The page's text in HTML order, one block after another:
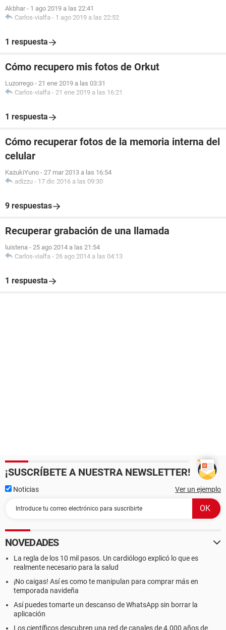
Akbhar - 1 ago 2019 a las 22:41
Carlos-vialfa - 1 ago 2019 a las 22:52
1 respuesta
Cómo recupero mis fotos de Orkut
Luzorrego - 21 ene 2019 a las 03:31
Carlos-vialfa - 21 ene 2019 a las 16:21
1 respuesta
Cómo recuperar fotos de la memoria interna del
celular
KazukiYuno - 27 mar 2013 a las 16:54
adizzu - 17 dic 2016 a las 09:30
9 respuestas
Recuperar grabación de una llamada
luistena - 25 ago 2014 a las 21:54
Carlos-vialfa - 26 ago 2014 a las 04:13
1 respuesta
¡SUSCRÍBETE A NUESTRA NEWSLETTER!
Noticias Ver un ejemplo
NOVEDADES
La regla de los 10 mil pasos. Un cardiólogo explicó lo que es
realmente necesario para la salud
¡No caigas! Así es como te manipulan para comprar más en
temporada navideña
Así puedes tomarte un descanso de WhatsApp sin borrar la
aplicación
Los científicos descubren una red de canales de 4.000 años de